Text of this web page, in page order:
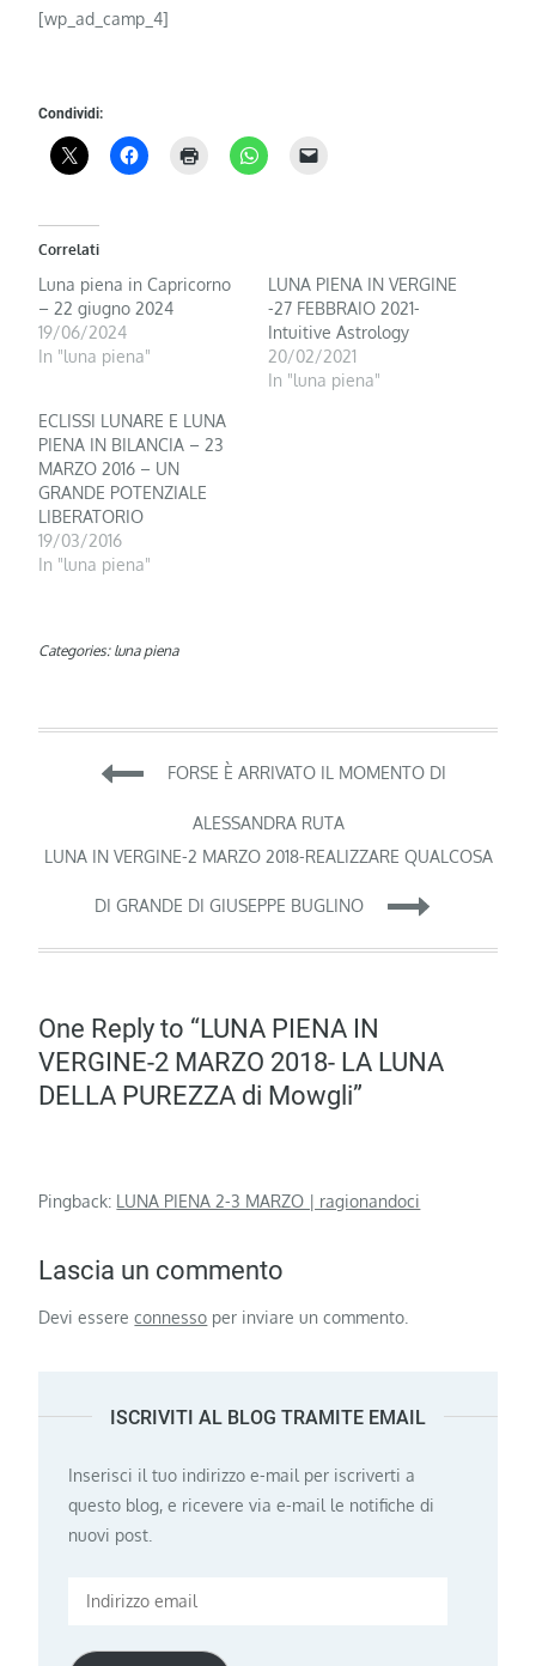
[wp_ad_camp_4]
Condividi:
Correlati
Luna piena in Capricorno
– 22 giugno 2024
19/06/2024
In "luna piena"
LUNA PIENA IN VERGINE
-27 FEBBRAIO 2021-
Intuitive Astrology
20/02/2021
In "luna piena"
ECLISSI LUNARE E LUNA
PIENA IN BILANCIA – 23
MARZO 2016 – UN
GRANDE POTENZIALE
LIBERATORIO
19/03/2016
In "luna piena"
Categories: luna piena
Navigazione
articoli
FORSE È ARRIVATO IL MOMENTO DI
ALESSANDRA RUTA
LUNA IN VERGINE-2 MARZO 2018-REALIZZARE QUALCOSA
DI GRANDE DI GIUSEPPE BUGLINO
One Reply to “LUNA PIENA IN
VERGINE-2 MARZO 2018- LA LUNA
DELLA PUREZZA di Mowgli”
Pingback: LUNA PIENA 2-3 MARZO | ragionandoci
Lascia un commento
Devi essereconnesso per inviare un commento.
ISCRIVITI AL BLOG TRAMITE EMAIL
Inserisci il tuo indirizzo e-mail per iscriverti a
questo blog, e ricevere via e-mail le notifiche di
nuovi post.
Indirizzo